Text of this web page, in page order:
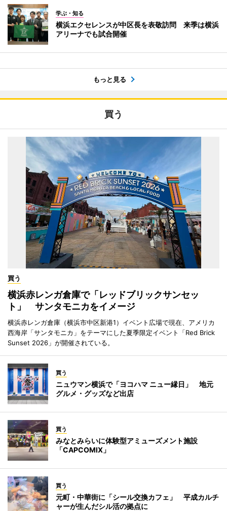
学ぶ・知る
横浜エクセレンスが中区長を表敬訪問 来季は横浜
アリーナでも試合開催
もっと見る
買う
買う
横浜赤レンガ倉庫で「レッドブリックサンセッ
ト」 サンタモニカをイメージ
横浜赤レンガ倉庫（横浜市中区新港1）イベント広場で現在、アメリカ
西海岸「サンタモニカ」をテーマにした夏季限定イベント「Red Brick
Sunset 2026」が開催されている。
買う
ニュウマン横浜で「ヨコハマ ニュー縁日」 地元
グルメ・グッズなど出店
買う
みなとみらいに体験型アミューズメント施設
「CAPCOMIX」
買う
元町・中華街に「シール交換カフェ」 平成カルチ
ャーが生んだシル活の拠点に